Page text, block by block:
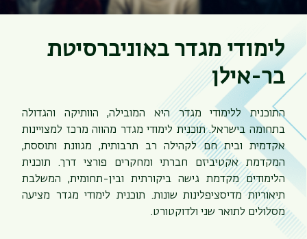
לימודי מגדר באוניברסיטת
בר-אילן
התוכנית ללימודי מגדר היא המובילה, הוותיקה והגדולה
בתחומה בישראל. תוכנית לימודי מגדר מהווה מרכז למצויינות
אקדמית ובית חם לקהילה רב תרבותית, מגוונת ותוססת,
המקדמת אקטיביזם חברתי ומחקרים פורצי דרך. תוכנית
הלימודים מקדמת גישה ביקורתית ובין-תחומית, המשלבת
תיאוריות מדיסציפלינות שונות. תוכנית לימודי מגדר מציעה
מסלולים לתואר שני ולדוקטורט.